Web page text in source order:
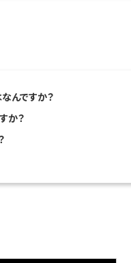
んですか？
か？